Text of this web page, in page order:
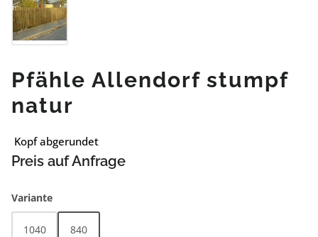
Pfähle Allendorf stumpf
natur
Kopf abgerundet
Preis auf Anfrage
Varianteauswählen
1040 840